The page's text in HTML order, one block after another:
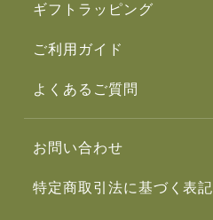
ギフトラッピング
ご利用ガイド
よくあるご質問
お問い合わせ
特定商取引法に基づく表記